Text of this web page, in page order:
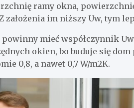
ramy okna,
założenia im niższy Uw, tym
mieć współczynnik
okien, bo buduje się
0,8, a nawet 0,7 W/m2K.